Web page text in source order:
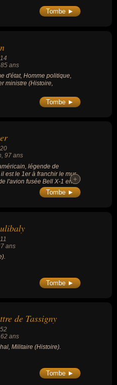
Tombe ►
, 85 ans
d'état, Homme politique,
ministre (Histoire,
Tombe ►
, 97 ans
légende de
est le 1er à franchir le mur
l'avion fusée Bell X-1 en+
+
Tombe ►
ans
Tombe ►
de Tassigny
ans
Militaire (Histoire).
Tombe ►